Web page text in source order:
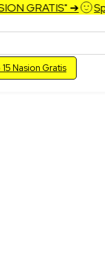
➔
Nasion Gratis